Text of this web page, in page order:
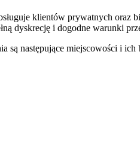
klientów prywatnych oraz
dyskrecję i dogodne warunki
są następujące miejscowości i